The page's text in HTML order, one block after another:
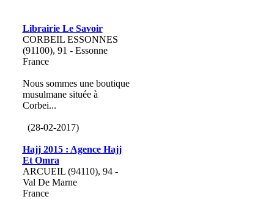
Librairie Le Savoir
CORBEIL ESSONNES
(91100), 91 - Essonne
France
Nous sommes une boutique
musulmane située à
Corbei...
(28-02-2017)
Hajj 2015 : Agence Hajj
Et Omra
ARCUEIL (94110), 94 -
Val De Marne
France